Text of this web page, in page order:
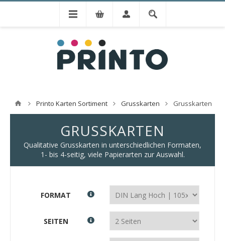
Printo Karten Sortiment Grusskarten Grusskarten
GRUSSKARTEN
Qualitative Grusskarten in unterschiedlichen Formaten,
1- bis 4-seitig, viele Papierarten zur Auswahl.
FORMAT
SEITEN